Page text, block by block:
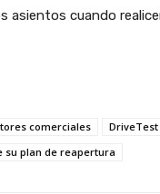
asientos cuando
comerciales
su plan de reapertura